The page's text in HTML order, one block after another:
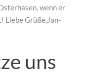
wenn er
Liebe Grüße,Jan-
uns